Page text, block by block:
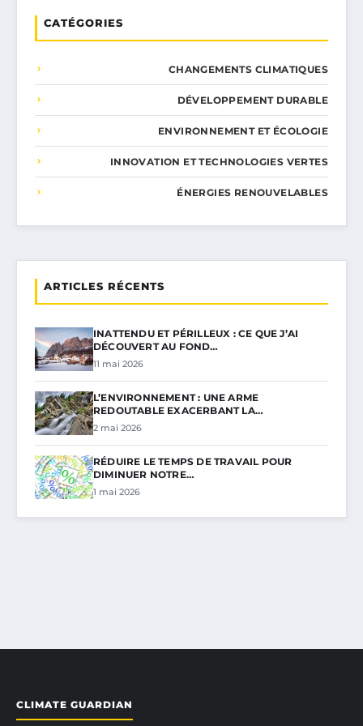
CATÉGORIES
CHANGEMENTS CLIMATIQUES
DÉVELOPPEMENT DURABLE
ENVIRONNEMENT ET ÉCOLOGIE
INNOVATION ET TECHNOLOGIES VERTES
ÉNERGIES RENOUVELABLES
ARTICLES RÉCENTS
INATTENDU ET PÉRILLEUX : CE QUE J’AI
DÉCOUVERT AU FOND…
11 mai 2026
L’ENVIRONNEMENT : UNE ARME
REDOUTABLE EXACERBANT LA…
2 mai 2026
RÉDUIRE LE TEMPS DE TRAVAIL POUR
DIMINUER NOTRE…
1 mai 2026
CLIMATE GUARDIAN